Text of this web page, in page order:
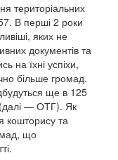
територіальних
В перші 2 роки
яких не
документів та
на їхні успіхи,
більше громад.
ще в 125
(далі — ОТГ). Як
кошторису та
що